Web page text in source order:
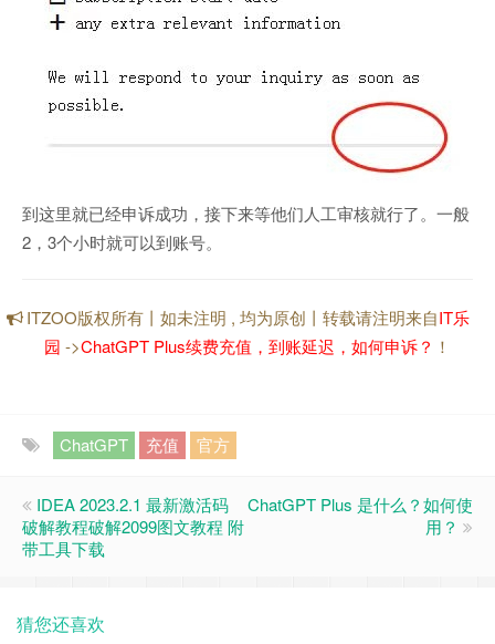
到这里就已经申诉成功，接下来等他们人工审核就行了。一般
2，3个小时就可以到账号。
ITZOO版权所有丨如未注明 , 均为原创丨转载请注明来自IT乐
园 ->ChatGPT Plus续费充值，到账延迟，如何申诉？ ！
ChatGPT 充值 官方
IDEA 2023.2.1 最新激活码
破解教程破解2099图文教程 附
带工具下载
ChatGPT Plus 是什么？如何使
用？
猜您还喜欢